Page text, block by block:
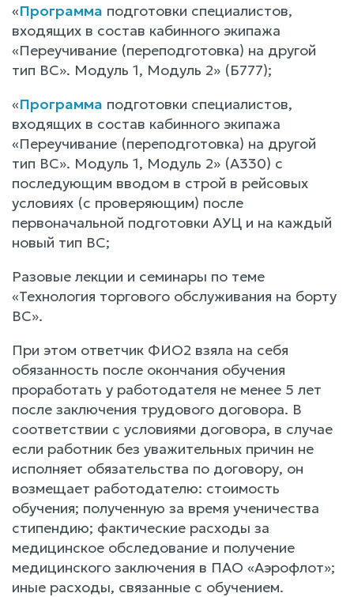
«Программа подготовки специалистов,
входящих в состав кабинного экипажа
«Переучивание (переподготовка) на другой
тип ВС». Модуль 1, Модуль 2» (Б777);
«Программа подготовки специалистов,
входящих в состав кабинного экипажа
«Переучивание (переподготовка) на другой
тип ВС». Модуль 1, Модуль 2» (А330) с
последующим вводом в строй в рейсовых
условиях (с проверяющим) после
первоначальной подготовки АУЦ и на каждый
новый тип ВС;
Разовые лекции и семинары по теме
«Технология торгового обслуживания на борту
ВС».
При этом ответчик ФИО2 взяла на себя
обязанность после окончания обучения
проработать у работодателя не менее 5 лет
после заключения трудового договора. В
соответствии с условиями договора, в случае
если работник без уважительных причин не
исполняет обязательства по договору, он
возмещает работодателю: стоимость
обучения; полученную за время ученичества
стипендию; фактические расходы за
медицинское обследование и получение
медицинского заключения в ПАО «Аэрофлот»;
иные расходы, связанные с обучением.